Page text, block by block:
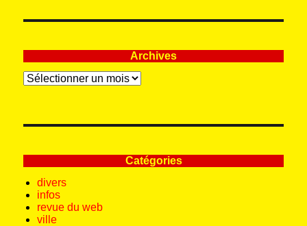
Archives
Archives
Catégories
divers
infos
revue du web
ville